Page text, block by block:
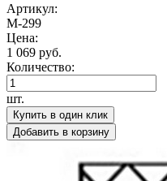
Артикул:
М-299
Цена:
1 069 руб.
Количество:
шт.
Купить в один клик
Добавить в корзину